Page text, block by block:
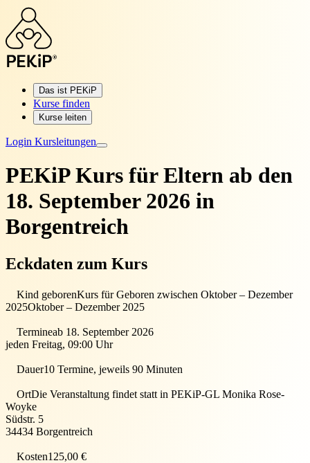
Das ist PEKiP
Kurse finden
Kurse leiten
Login Kursleitungen
PEKiP Kurs für Eltern ab den
18. September 2026 in
Borgentreich
Eckdaten zum Kurs
Kind geborenKurs für Geboren zwischen Oktober – Dezember
2025Oktober – Dezember 2025
Termineab 18. September 2026
jeden Freitag, 09:00 Uhr
Dauer10 Termine, jeweils 90 Minuten
OrtDie Veranstaltung findet statt in PEKiP-GL Monika Rose-
Woyke
Südstr. 5
34434 Borgentreich
Kosten125,00 €